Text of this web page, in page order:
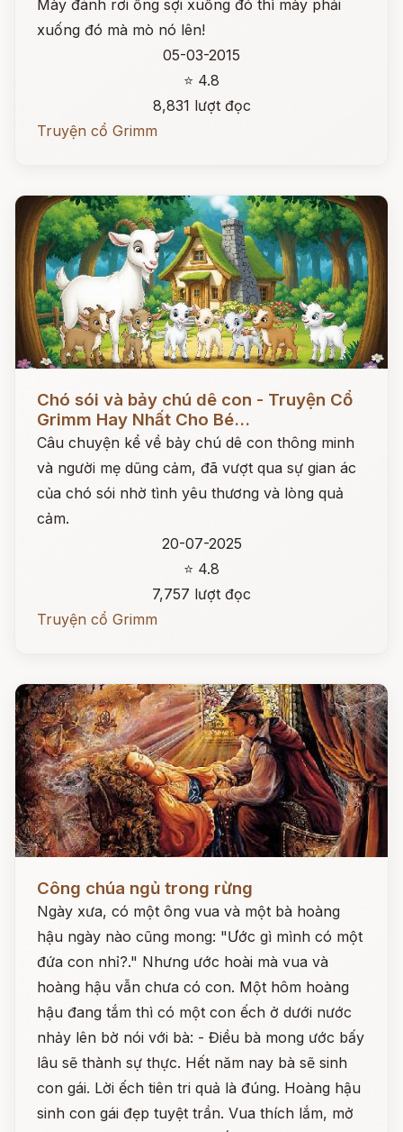
Mày đánh rơi ống sợi xuống đó thì mày phải
xuống đó mà mò nó lên!
05-03-2015
⭐ 4.8
8,831 lượt đọc
Truyện cổ Grimm
Chó sói và bảy chú dê con - Truyện Cổ
Grimm Hay Nhất Cho Bé...
Câu chuyện kể về bảy chú dê con thông minh
và người mẹ dũng cảm, đã vượt qua sự gian ác
của chó sói nhờ tình yêu thương và lòng quả
cảm.
20-07-2025
⭐ 4.8
7,757 lượt đọc
Truyện cổ Grimm
Công chúa ngủ trong rừng
Ngày xưa, có một ông vua và một bà hoàng
hậu ngày nào cũng mong: "Ước gì mình có một
đứa con nhỉ?." Nhưng ước hoài mà vua và
hoàng hậu vẫn chưa có con. Một hôm hoàng
hậu đang tắm thì có một con ếch ở dưới nước
nhảy lên bờ nói với bà: - Điều bà mong ước bấy
lâu sẽ thành sự thực. Hết năm nay bà sẽ sinh
con gái. Lời ếch tiên tri quả là đúng. Hoàng hậu
sinh con gái đẹp tuyệt trần. Vua thích lắm, mở